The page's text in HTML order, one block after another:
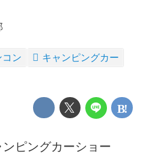
コン
キャンピングカー
ンピングカーショー